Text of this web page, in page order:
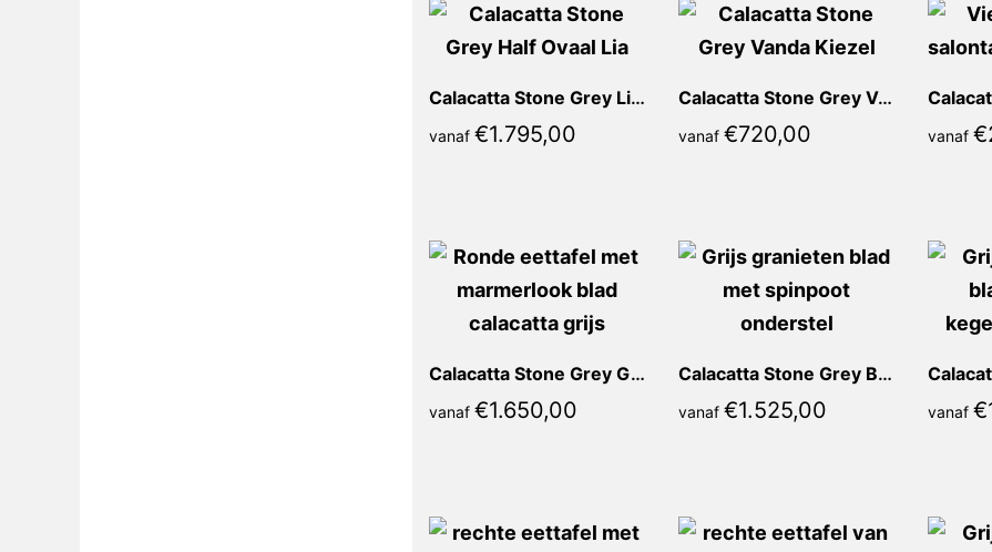
Calacatta Stone Grey Lia Half ovaal
vanaf €1.795,00
Calacatta Stone Grey Vanda Kiezel
vanaf €720,00 vanaf €
Calacatta Stone Grey Giorgia Rond
vanaf €1.650,00
Calacatta Stone Grey Bianca Rond
vanaf €1.525,00 vanaf €